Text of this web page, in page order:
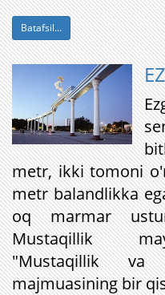
Batafsil...
metr, ikki tomoni
metr balandlikka
oq marmar
Mustaqillik
"Mustaqillik va
majmuasining bir